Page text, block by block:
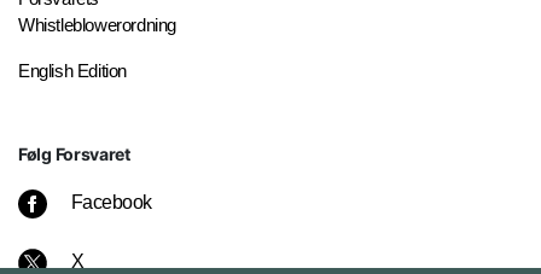
Whistleblowerordning
English Edition
Følg Forsvaret
Facebook
X